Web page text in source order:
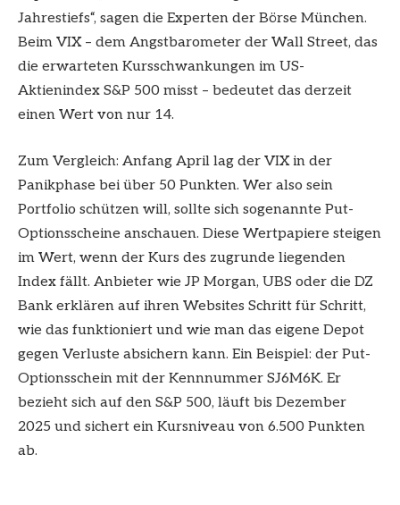
Jahrestiefs“, sagen die Experten der Börse München.
Beim VIX – dem Angstbarometer der Wall Street, das
die erwarteten Kursschwankungen im US-
Aktienindex S&P 500 misst – bedeutet das derzeit
einen Wert von nur 14.
Zum Vergleich: Anfang April lag der VIX in der
Panikphase bei über 50 Punkten. Wer also sein
Portfolio schützen will, sollte sich sogenannte Put-
Optionsscheine anschauen. Diese Wertpapiere steigen
im Wert, wenn der Kurs des zugrunde liegenden
Index fällt. Anbieter wie JP Morgan, UBS oder die DZ
Bank erklären auf ihren Websites Schritt für Schritt,
wie das funktioniert und wie man das eigene Depot
gegen Verluste absichern kann. Ein Beispiel: der Put-
Optionsschein mit der Kennnummer SJ6M6K. Er
bezieht sich auf den S&P 500, läuft bis Dezember
2025 und sichert ein Kursniveau von 6.500 Punkten
ab.